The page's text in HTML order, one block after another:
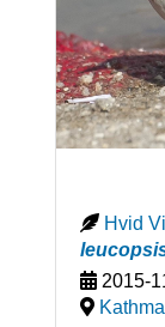
Hvid
2015-